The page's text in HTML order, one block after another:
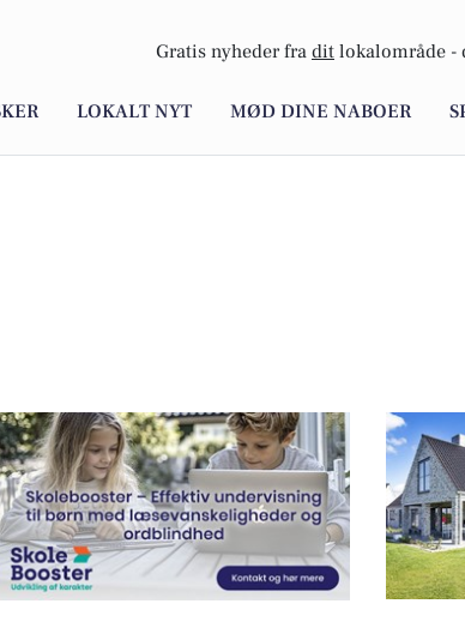
Gratis nyheder fra dit lokalområde -
LOKALT NYT MØD DINE NABOER
AARUP